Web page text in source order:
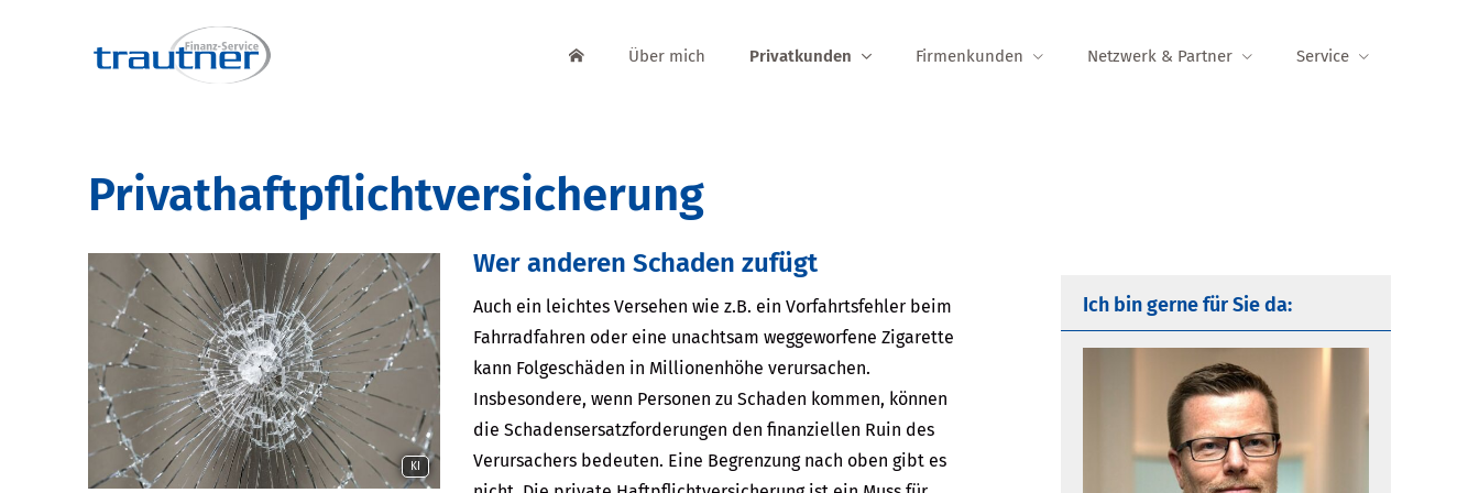
Über mich Privatkunden Firmenkunden Netzwerk & Partner Service
Ich bin gerne für Sie da:
Privathaftpflichtversicherung
KI
Wer anderen Schaden zufügt
Auch ein leichtes Versehen wie z.B. ein Vorfahrtsfehler beim
Fahrradfahren oder eine unachtsam weggeworfene Zigarette
kann Folgeschäden in Millionenhöhe verursachen.
Insbesondere, wenn Per­sonen zu Schaden kommen, können
die Schadensersatzforderungen den finanziellen Ruin des
Verursachers bedeuten. Eine Begrenzung nach oben gibt es